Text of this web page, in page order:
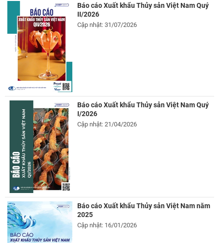
Báo cáo Xuất khẩu Thủy sản Việt Nam Quý
II/2026
Cập nhật: 31/07/2026
Báo cáo Xuất khẩu Thủy sản Việt Nam Quý
I/2026
Cập nhật: 21/04/2026
Báo cáo Xuất khẩu Thủy sản Việt Nam năm
2025
Cập nhật: 16/01/2026